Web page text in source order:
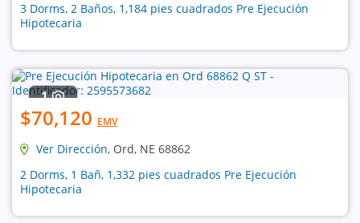
3 Dorms, 2 Baños, 1,184 pies cuadrados Pre Ejecución
Hipotecaria
1
$70,120 EMV
Ver Dirección, Ord, NE 68862
2 Dorms, 1 Bañ, 1,332 pies cuadrados Pre Ejecución
Hipotecaria